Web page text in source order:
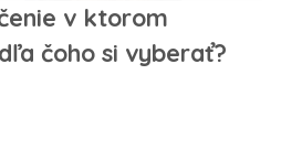
v ktorom
čoho si vyberať?